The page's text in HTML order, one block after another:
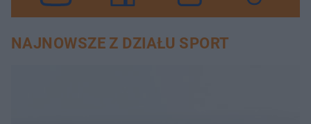
NAJNOWSZE Z DZIAŁU SPORT